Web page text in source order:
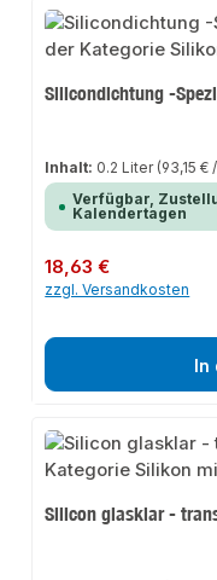
Silicondichtung -
Inhalt: 0.2 Liter (93,15 €
Verfügbar,
Kalendertagen
Regulärer Preis:
18,63 €
zzgl. Versandkosten
In
Silicon glasklar -